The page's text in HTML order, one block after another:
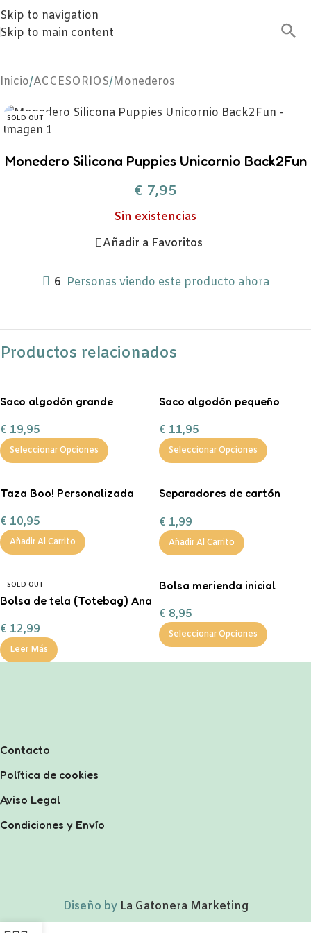
Skip to navigation
Skip to main content
Inicio/ACCESORIOS/Monederos
SOLD OUT
Monedero Silicona Puppies Unicornio Back2Fun
€ 7,95
Sin existencias
Añadir a Favoritos
6 Personas viendo este producto ahora
Productos relacionados
Saco algodón grande
Magos”
€ 19,95
Seleccionar Opciones
Saco algodón pequeño
Magos”
€ 11,95
Seleccionar Opciones
Taza Boo! Personalizada
€ 10,95
Añadir Al Carrito
Separadores de cartón
€ 1,99
Añadir Al Carrito
SOLD OUT
Bolsa de tela (Totebag) Ana
€ 12,99
Leer Más
Bolsa merienda inicial
€ 8,95
Seleccionar Opciones
Contacto
Política de cookies
Aviso Legal
Condiciones y Envío
Diseño by La Gatonera Marketing